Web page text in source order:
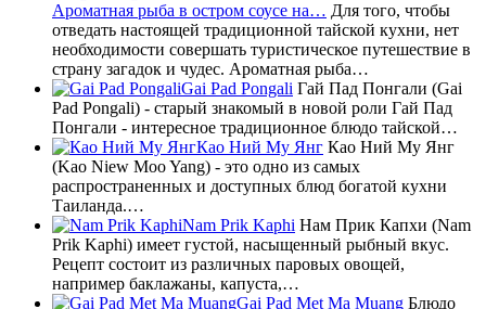
Ароматная рыба в остром соусе на… Для того, чтобы
отведать настоящей традиционной тайской кухни, нет
необходимости совершать туристическое путешествие в
страну загадок и чудес. Ароматная рыба…
Gai Pad Pongali Гай Пад Понгали (Gai
Pad Pongali) - старый знакомый в новой роли Гай Пад
Понгали - интересное традиционное блюдо тайской…
Као Ний Му Янг Као Ний Му Янг
(Kao Niew Moo Yang) - это одно из самых
распространенных и доступных блюд богатой кухни
Таиланда.…
Nam Prik Kaphi Нам Прик Капхи (Nam
Prik Kaphi) имеет густой, насыщенный рыбный вкус.
Рецепт состоит из различных паровых овощей,
например баклажаны, капуста,…
Gai Pad Met Ma Muang Блюдо